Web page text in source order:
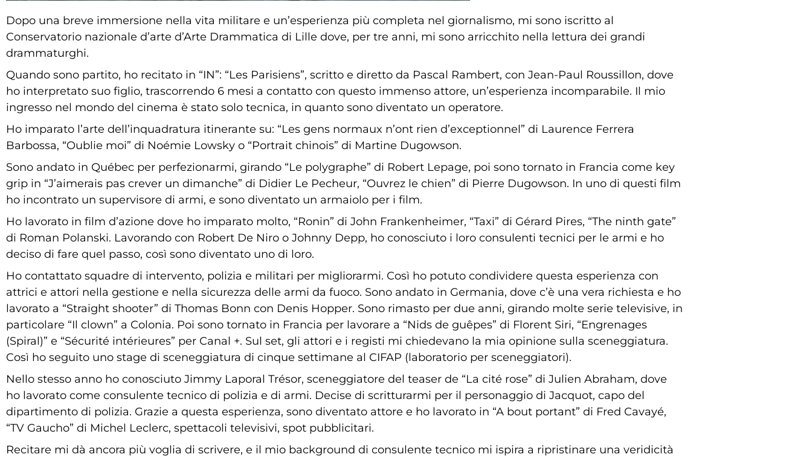
Dopo una breve immersione nella vita militare e un’esperienza più completa nel giornalismo, mi sono iscritto al
Conservatorio nazionale d’arte d’Arte Drammatica di Lille dove, per tre anni, mi sono arricchito nella lettura dei grandi
drammaturghi.
Quando sono partito, ho recitato in “IN”: “Les Parisiens”, scritto e diretto da Pascal Rambert, con Jean-Paul Roussillon, dove
ho interpretato suo figlio, trascorrendo 6 mesi a contatto con questo immenso attore, un’esperienza incomparabile. Il mio
ingresso nel mondo del cinema è stato solo tecnica, in quanto sono diventato un operatore.
Ho imparato l’arte dell’inquadratura itinerante su: “Les gens normaux n’ont rien d’exceptionnel” di Laurence Ferrera
Barbossa, “Oublie moi” di Noémie Lowsky o “Portrait chinois” di Martine Dugowson.
Sono andato in Québec per perfezionarmi, girando “Le polygraphe” di Robert Lepage, poi sono tornato in Francia come key
grip in “J’aimerais pas crever un dimanche” di Didier Le Pecheur, “Ouvrez le chien” di Pierre Dugowson. In uno di questi film
ho incontrato un supervisore di armi, e sono diventato un armaiolo per i film.
Ho lavorato in film d’azione dove ho imparato molto, “Ronin” di John Frankenheimer, “Taxi” di Gérard Pires, “The ninth gate”
di Roman Polanski. Lavorando con Robert De Niro o Johnny Depp, ho conosciuto i loro consulenti tecnici per le armi e ho
deciso di fare quel passo, così sono diventato uno di loro.
Ho contattato squadre di intervento, polizia e militari per migliorarmi. Così ho potuto condividere questa esperienza con
attrici e attori nella gestione e nella sicurezza delle armi da fuoco. Sono andato in Germania, dove c’è una vera richiesta e ho
lavorato a “Straight shooter” di Thomas Bonn con Denis Hopper. Sono rimasto per due anni, girando molte serie televisive, in
particolare “Il clown” a Colonia. Poi sono tornato in Francia per lavorare a “Nids de guêpes” di Florent Siri, “Engrenages
(Spiral)” e “Sécurité intérieures” per Canal +. Sul set, gli attori e i registi mi chiedevano la mia opinione sulla sceneggiatura.
Così ho seguito uno stage di sceneggiatura di cinque settimane al CIFAP (laboratorio per sceneggiatori).
Nello stesso anno ho conosciuto Jimmy Laporal Trésor, sceneggiatore del teaser de “La cité rose” di Julien Abraham, dove
ho lavorato come consulente tecnico di polizia e di armi. Decise di scritturarmi per il personaggio di Jacquot, capo del
dipartimento di polizia. Grazie a questa esperienza, sono diventato attore e ho lavorato in “A bout portant” di Fred Cavayé,
“TV Gaucho” di Michel Leclerc, spettacoli televisivi, spot pubblicitari.
Recitare mi dà ancora più voglia di scrivere, e il mio background di consulente tecnico mi ispira a ripristinare una veridicità